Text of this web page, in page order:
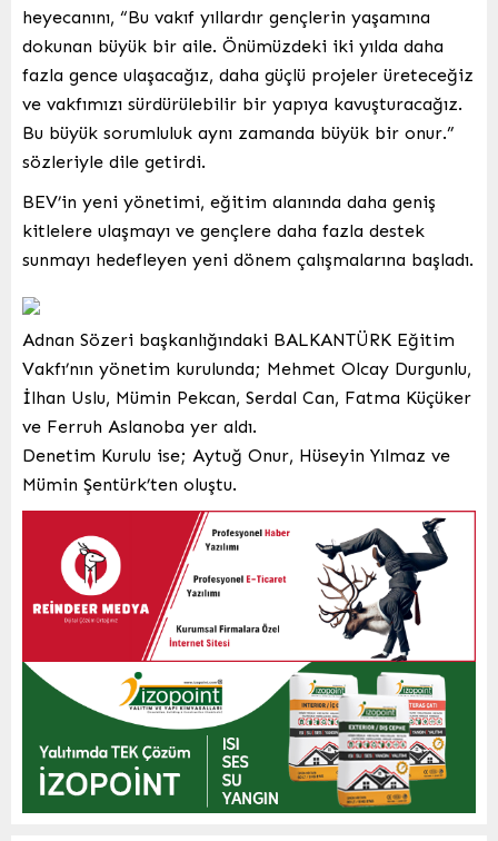
heyecanını, “Bu vakıf yıllardır gençlerin yaşamına
dokunan büyük bir aile. Önümüzdeki iki yılda daha
fazla gence ulaşacağız, daha güçlü projeler üreteceğiz
ve vakfımızı sürdürülebilir bir yapıya kavuşturacağız.
Bu büyük sorumluluk aynı zamanda büyük bir onur.”
sözleriyle dile getirdi.
BEV’in yeni yönetimi, eğitim alanında daha geniş
kitlelere ulaşmayı ve gençlere daha fazla destek
sunmayı hedefleyen yeni dönem çalışmalarına başladı.
Adnan Sözeri başkanlığındaki BALKANTÜRK Eğitim
Vakfı’nın yönetim kurulunda; Mehmet Olcay Durgunlu,
İlhan Uslu, Mümin Pekcan, Serdal Can, Fatma Küçüker
ve Ferruh Aslanoba yer aldı.
Denetim Kurulu ise; Aytuğ Onur, Hüseyin Yılmaz ve
Mümin Şentürk’ten oluştu.